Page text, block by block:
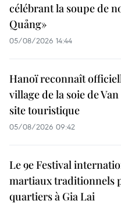
célébrant la soupe de
Quảng»
05/08/2026 14:44
Hanoï reconnaît
village de la soie de
site touristique
05/08/2026 09:42
Le 9e Festival
martiaux traditionnels
quartiers à Gia Lai